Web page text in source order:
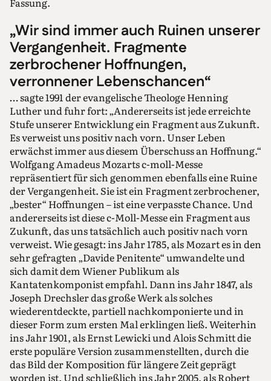
„Wir sind immer auch Ruinen unserer
Vergangenheit. Fragmente
zerbrochener Hoffnungen,
verronnener Lebenschancen“
… sagte 1991 der evangelische Theologe Henning
Luther und fuhr fort: „Andererseits ist jede erreichte
Stufe unserer Entwicklung ein Fragment aus Zukunft.
Es verweist uns positiv nach vorn. Unser Leben
erwächst immer aus diesem Überschuss an Hoffnung.“
Wolfgang Amadeus Mozarts c-moll-Messe
repräsentiert für sich genommen ebenfalls eine Ruine
der Vergangenheit. Sie ist ein Fragment zerbrochener,
„bester“ Hoffnungen – ist eine verpasste Chance. Und
andererseits ist diese c-Moll-Messe ein Fragment aus
Zukunft, das uns tatsächlich auch positiv nach vorn
verweist. Wie gesagt: ins Jahr 1785, als Mozart es in den
sehr gefragten „Davide Penitente“ umwandelte und
sich damit dem Wiener Publikum als
Kantatenkomponist empfahl. Dann ins Jahr 1847, als
Joseph Drechsler das große Werk als solches
wiederentdeckte, partiell nachkomponierte und in
dieser Form zum ersten Mal erklingen ließ. Weiterhin
ins Jahr 1901, als Ernst Lewicki und Alois Schmitt die
erste populäre Version zusammenstellten, durch die
das Bild der Komposition für längere Zeit geprägt
worden ist. Und schließlich ins Jahr 2005, als Robert